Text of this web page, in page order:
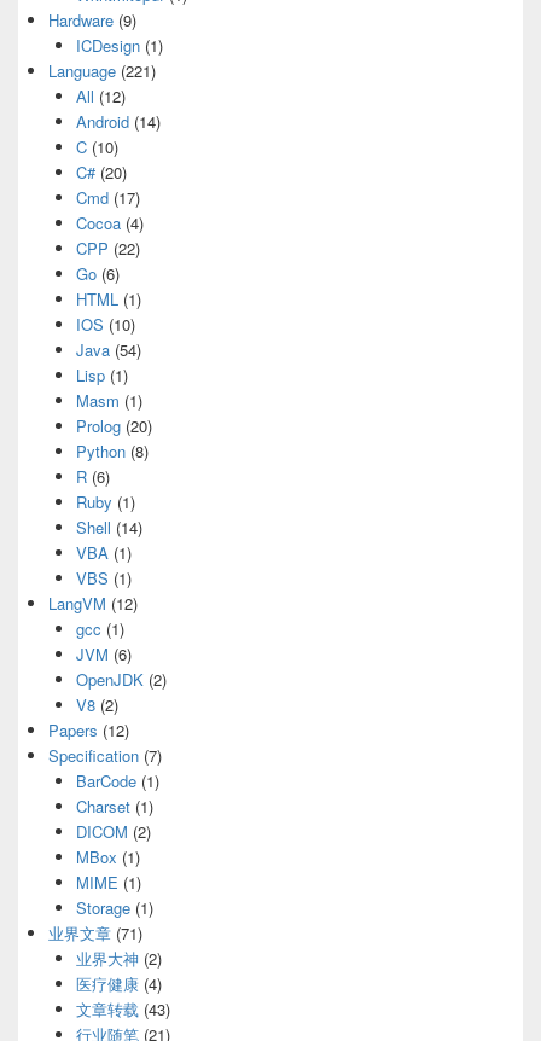
Hardware (9)
ICDesign(1)
Language (221)
All (12)
Android(14)
C(10)
C#(20)
Cmd(17)
Cocoa(4)
CPP (22)
Go(6)
HTML(1)
IOS (10)
Java(54)
Lisp(1)
Masm (1)
Prolog(20)
Python(8)
R(6)
Ruby (1)
Shell (14)
VBA(1)
VBS (1)
LangVM (12)
gcc (1)
JVM (6)
OpenJDK(2)
V8(2)
Papers (12)
Specification (7)
BarCode(1)
Charset(1)
DICOM (2)
MBox (1)
MIME (1)
Storage(1)
业界文章 (71)
业界大神 (2)
医疗健康(4)
文章转载(43)
行业随笔(21)